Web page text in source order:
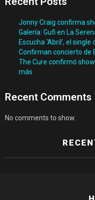
Jonny Craig confirma
Galería: Gufi en La
Escucha ‘Abril’, el
Confirman concierto de
The Cure confirmó
más
Recent Comments
No comments to show.